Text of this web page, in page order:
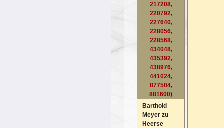
217208,
220792,
227640,
228056,
228568,
434048,
435392,
438976,
441024,
877504,
881600)
Barthold
Meyer zu
Heerse